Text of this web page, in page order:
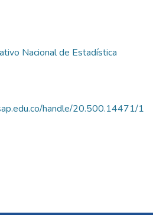
Nacional de Estadística
handle/20.500.14471/1